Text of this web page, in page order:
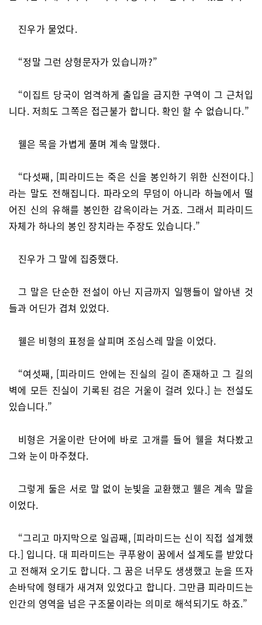
진우가 물었다.
“정말 그런 상형문자가 있습니까?”
“이집트 당국이 엄격하게 출입을 금지한 구역이 그 근처입
니다. 저희도 그쪽은 접근불가 합니다. 확인 할 수 없습니다.”
웰은 목을 가볍게 풀며 계속 말했다.
“다섯째, [피라미드는 죽은 신을 봉인하기 위한 신전이다.]
라는 말도 전해집니다. 파라오의 무덤이 아니라 하늘에서 떨
어진 신의 유해를 봉인한 감옥이라는 거죠. 그래서 피라미드
자체가 하나의 봉인 장치라는 주장도 있습니다.”
진우가 그 말에 집중했다.
그 말은 단순한 전설이 아닌 지금까지 일행들이 알아낸 것
들과 어딘가 겹쳐 있었다.
웰은 비형의 표정을 살피며 조심스레 말을 이었다.
“여섯째, [피라미드 안에는 진실의 길이 존재하고 그 길의
벽에 모든 진실이 기록된 검은 거울이 걸려 있다.] 는 전설도
있습니다.”
비형은 거울이란 단어에 바로 고개를 들어 웰을 쳐다봤고
그와 눈이 마주쳤다.
그렇게 둘은 서로 말 없이 눈빛을 교환했고 웰은 계속 말을
이었다.
“그리고 마지막으로 일곱째, [피라미드는 신이 직접 설계했
다.] 입니다. 대 피라미드는 쿠푸왕이 꿈에서 설계도를 받았다
고 전해져 오기도 합니다. 그 꿈은 너무도 생생했고 눈을 뜨자
손바닥에 형태가 새겨져 있었다고 합니다. 그만큼 피라미드는
인간의 영역을 넘은 구조물이라는 의미로 해석되기도 하죠.”